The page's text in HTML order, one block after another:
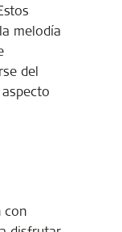
melodía
del
con